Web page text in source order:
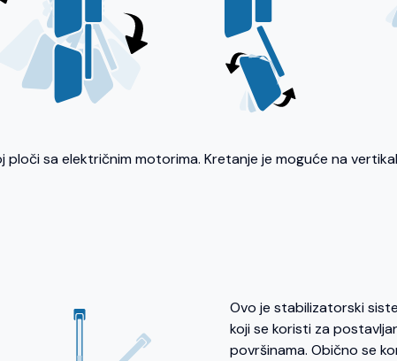
sa električnim motorima. Kretanje je moguće na
Ovo je stabilizatorski
koji se koristi za
površinama. Obično se